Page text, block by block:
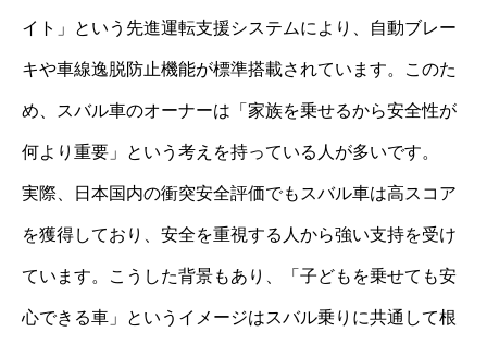
イト」という先進運転支援システムにより、自動ブレー
キや車線逸脱防止機能が標準搭載されています。このた
め、スバル車のオーナーは「家族を乗せるから安全性が
何より重要」という考えを持っている人が多いです。
実際、日本国内の衝突安全評価でもスバル車は高スコア
を獲得しており、安全を重視する人から強い支持を受け
ています。こうした背景もあり、「子どもを乗せても安
心できる車」というイメージはスバル乗りに共通して根